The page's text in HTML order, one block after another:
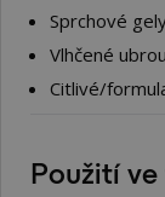
Sprchové
Vlhčené
Citlivé/
Použití